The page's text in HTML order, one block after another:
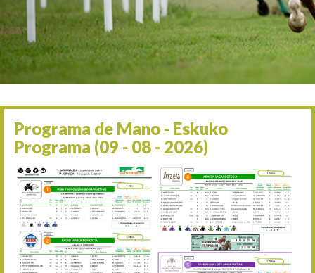
06/09 17:30 Irailaren 6a / 6 de
13/09 17:30 Irailaren 13a / 13 de
30/09 11:30 Irailaren 30a / 30 de
11/06 11:30
05/07 11:30 Uztailaren 5a / 5 de julio
12/07 11:30 Uztailaren 12a / 12 de
19/07 11:30 Uztailaren 19a / 19 de
25/07 11:30 Uztailaren 25a / 25 de
02/08 17:30 Abuztuaren 2a / 2 de
Programa de Mano - Eskuko
Programa (09 - 08 - 2026)